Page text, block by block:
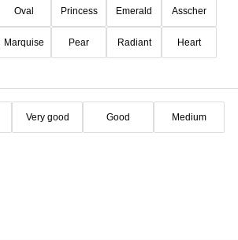
Oval Princess Emerald Asscher
Marquise Pear Radiant Heart
Very good Good Medium